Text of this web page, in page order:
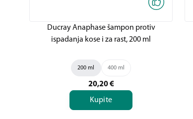
Ducray Anaphase šampon protiv
ispadanja kose i za rast, 200 ml
200 ml 400 ml
20,20 €
Kupite